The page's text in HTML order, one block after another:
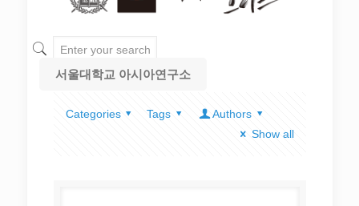
서울대학교 아시아연구소
Categories Tags
Authors
Show all